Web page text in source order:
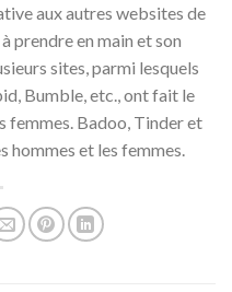
aux autres websites de
prendre en main et son
sites, parmi lesquels
Bumble, etc., ont fait le
femmes. Badoo, Tinder et
hommes et les femmes.